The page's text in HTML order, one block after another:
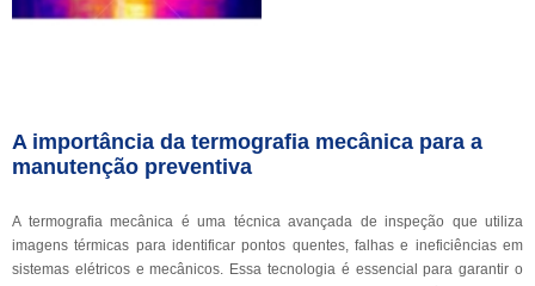
A importância da termografia mecânica para a
manutenção preventiva
A termografia mecânica é uma técnica avançada de inspeção que utiliza
imagens térmicas para identificar pontos quentes, falhas e ineficiências em
sistemas elétricos e mecânicos. Essa tecnologia é essencial para garantir o